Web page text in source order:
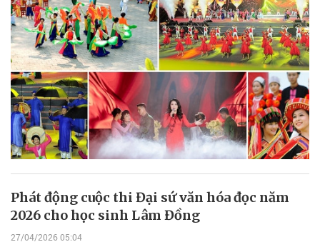
Phát động cuộc thi Đại sứ văn hóa đọc năm
2026 cho học sinh Lâm Đồng
27/04/2026 05:04